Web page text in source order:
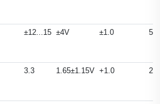
±12...15 ±4V ±1.0 50
3.3 1.65±1.15V +1.0